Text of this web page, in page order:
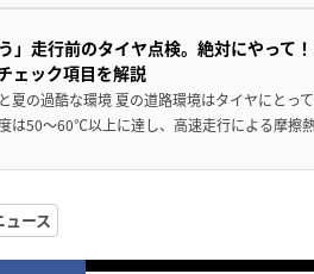
」走行前のタイヤ点検。絶対にやって
ェック項目を解説
夏の過酷な環境 夏の道路環境はタイヤにとっ
は50〜60℃以上に達し、高速走行による摩擦
ュース